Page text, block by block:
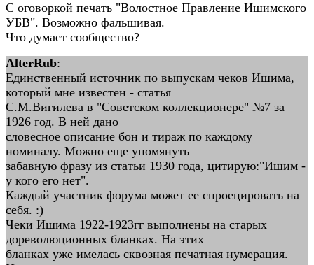
С оговоркой печать "Волостное Правление Ишимского
УБВ". Возможно фальшивая.
Что думает сообщество?
AlterRub:
Единственный источник по выпускам чеков Ишима,
который мне известен - статья
С.М.Вигилева в "Советском коллекционере" №7 за
1926 год. В ней дано
словесное описание бон и тираж по каждому
номиналу. Можно еще упомянуть
забавную фразу из статьи 1930 года, цитирую:"Ишим -
у кого его нет".
Каждый участник форума может ее спроецировать на
себя. :)
Чеки Ишима 1922-1923гг выполнены на старых
дореволюционных бланках. На этих
бланках уже имелась сквозная печатная нумерация.